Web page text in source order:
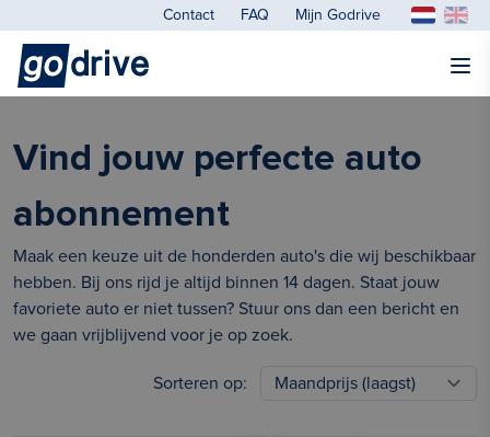
Contact FAQ Mijn Godrive
Vind jouw perfecte auto
abonnement
Maak een keuze uit de honderden auto's die wij beschikbaar
hebben. Bij ons rijd je altijd binnen 14 dagen. Staat jouw
favoriete auto er niet tussen? Stuur ons dan een bericht en
we gaan vrijblijvend voor je op zoek.
Sorteren op: